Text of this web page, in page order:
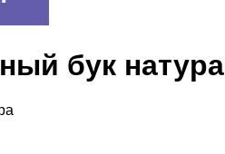
бук натура